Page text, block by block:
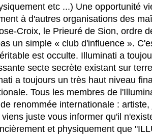
etc ...) Une opportunité
à d'autres organisations des
Croix, le Prieuré de Sion, ordre
un simple « club d'influence ».
est occulte. Illuminati a
secte secrète existant sur
a toujours un très haut niveau
Tous les membres de
renommée internationale :
juste vous informer qu'il
et physiquement que